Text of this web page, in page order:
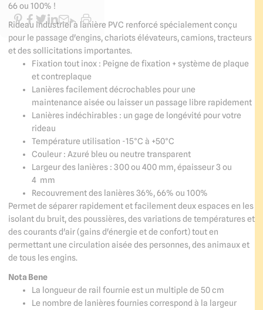
66 ou 100% !
Rideau industriel à lanière PVC renforcé spécialement conçu
pour le passage d'engins, chariots élévateurs, camions, tracteurs
et des sollicitations importantes.
Fixation tout inox : Peigne de fixation + système de plaque
et contreplaque
Lanières facilement décrochables pour une
maintenance aisée ou laisser un passage libre rapidement
Lanières indéchirables : un gage de longévité pour votre
rideau
Température utilisation -15°C à +50°C
Couleur : Azuré bleu ou neutre transparent
Largeur des lanières : 300 ou 400 mm, épaisseur 3 ou
4 mm
Recouvrement des lanières 36%, 66% ou 100%
Permet de séparer rapidement et facilement deux espaces en les
isolant du bruit, des poussières, des variations de températures et
des courants d'air (gains d'énergie et de confort) tout en
permettant une circulation aisée des personnes, des animaux et
de tous les engins.
Nota Bene
La longueur de rail fournie est un multiple de 50 cm
Le nombre de lanières fournies correspond à la largeur